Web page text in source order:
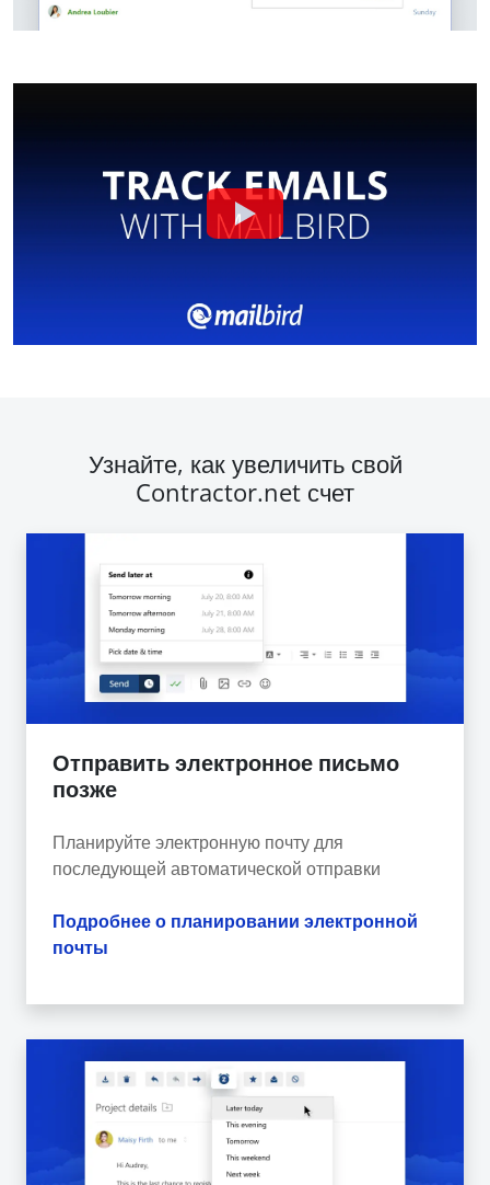
Узнайте, как увеличить свой
Contractor.net счет
Отправить электронное письмо
позже
Планируйте электронную почту для
последующей автоматической отправки
Подробнее о планировании электронной
почты